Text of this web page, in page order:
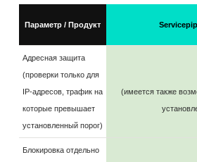
Параметр / Продукт
Адресная защита
(проверки только для
IP-адресов, трафик на
которые превышает
установленный порог)
(имеется также
Блокировка отдельно